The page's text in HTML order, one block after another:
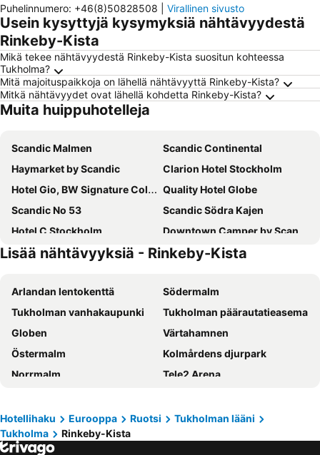
Puhelinnumero: +46(8)50828508 Virallinen sivusto
Usein kysyttyjä kysymyksiä nähtävyydestä
Rinkeby-Kista
Mikä tekee nähtävyydestä Rinkeby-Kista suositun kohteessa
Tukholma?
Mitä majoituspaikkoja on lähellä nähtävyyttä Rinkeby-Kista?
Mitkä nähtävyydet ovat lähellä kohdetta Rinkeby-Kista?
Muita huippuhotelleja
Scandic Malmen
Scandic Continental
Haymarket by Scandic
Clarion Hotel Stockholm
Hotel Gio, BW Signature Collection
Quality Hotel Globe
Scandic No 53
Scandic Södra Kajen
Hotel C Stockholm
Downtown Camper by Scandic
Scandic Grand Central
Scandic Go Sankt Eriksgatan 20
STF Hotel Zinkensdamm
Comfort Hotel Xpress Stockholm Central
Scandic Sjöfartshotellet
Castle House Inn
Scandic Klara
Clarion Hotel Amaranten
Freys Hotel
Quality Hotel Strawberry Arena
Hotel Kungsträdgården
Hotel Hotorget, BW Signature Collection
Rygerfjord Hotel & Hostel
Scandic Alvik
Hotel Birger Jarl
Lisää nähtävyyksiä - Rinkeby-Kista
Arlandan lentokenttä
Södermalm
Tukholman vanhakaupunki
Tukholman päärautatieasema
Globen
Värtahamnen
Östermalm
Kolmårdens djurpark
Norrmalm
Tele2 Arena
Solna Kyrka
Djurgården
Vasastan
Hotellihaku Eurooppa Ruotsi
Tukholman lääni
Tukholma
Rinkeby-Kista